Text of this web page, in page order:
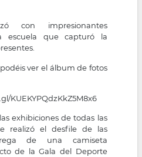
con impresionantes
escuela que capturó la
ver el álbum de fotos
KUEKYPQdzKkZ5M8x6
exhibiciones de todas las
realizó el desfile de las
de una camiseta
de la Gala del Deporte